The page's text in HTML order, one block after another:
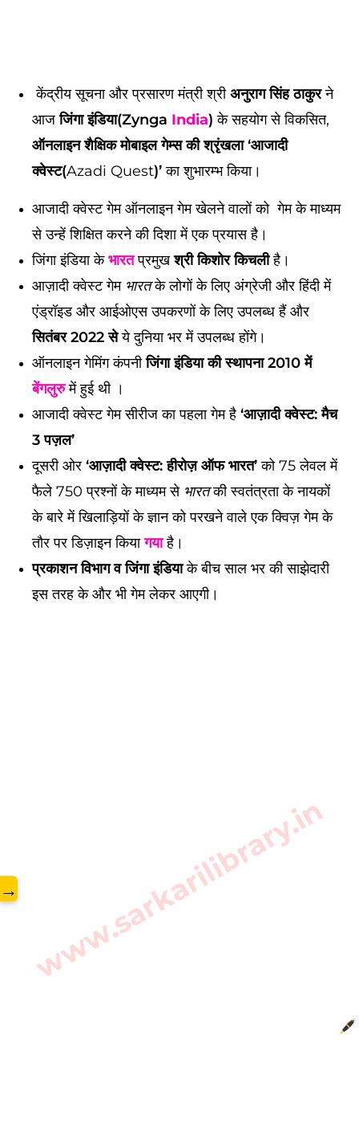
केंद्रीय सूचना और प्रसारण मंत्री श्रीअनुराग सिंह ठाकुरने
आजजिंगा इंडिया(Zynga India) के सहयोग से विकसित,
ऑनलाइन शैक्षिक मोबाइल गेम्स की श्रृंखला ‘आजादी
क्वेस्ट(Azadi Quest)’का शुभारम्भ किया।
आजादी क्वेस्ट गेम ऑनलाइन गेम खेलने वालों को गेम के माध्यम
से उन्हें शिक्षित करने की दिशा में एक प्रयास है।
जिंगा इंडिया केभारतप्रमुखश्री किशोर किचलीहै।
आज़ादी क्वेस्ट गेम भारतके लोगों के लिए अंग्रेजी और हिंदी में
एंड्रॉइड और आईओएस उपकरणों के लिए उपलब्ध हैं और
सितंबर 2022 सेये दुनिया भर में उपलब्ध होंगे।
ऑनलाइन गेमिंग कंपनीजिंगा इंडिया की स्थापना 2010 में
बेंगलुरुमें हुई थी ।
आजादी क्वेस्ट गेम सीरीज का पहला गेम है ‘आज़ादी क्वेस्ट: मैच
3 पज़ल’
दूसरी ओर ‘आज़ादी क्वेस्ट: हीरोज़ ऑफ भारत’को 75 लेवल में
फैले 750 प्रश्नों के माध्यम से भारतकी स्वतंत्रता के नायकों
के बारे में खिलाड़ियों के ज्ञान को परखने वाले एक क्विज़ गेम के
तौर पर डिज़ाइन कियागयाहै।
प्रकाशन विभाग व जिंगा इंडियाके बीच साल भर की साझेदारी
इस तरह के और भी गेम लेकर आएगी।
www.sarkarilibrary.in
→